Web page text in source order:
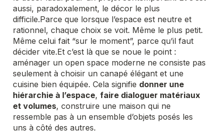
aussi, paradoxalement, le décor le plus
difficile.Parce que lorsque l’espace est neutre et
rationnel, chaque choix se voit. Même le plus petit.
Même celui fait “sur le moment”, parce qu’il faut
décider vite.Et c’est là que se noue le point :
aménager un open space moderne ne consiste pas
seulement à choisir un canapé élégant et une
cuisine bien équipée. Cela signifie donner une
hiérarchie à l’espace, faire dialoguer matériaux
et volumes, construire une maison qui ne
ressemble pas à un ensemble d’objets posés les
uns à côté des autres.